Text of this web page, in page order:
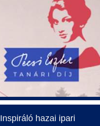
Inspiráló hazai ipari